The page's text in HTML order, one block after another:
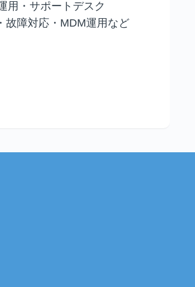
用・サポートデスク
故障対応・MDM運用など